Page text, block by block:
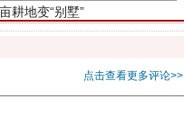
点击查看更多评论>>